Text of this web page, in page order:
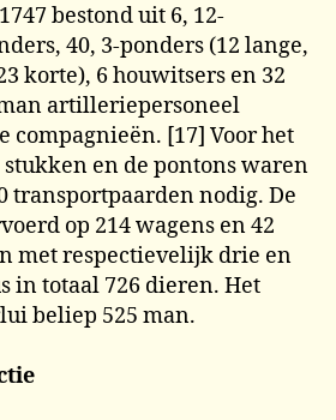
bestond uit 6, 12-
40, 3-ponders (12 lange,
korte), 6 houwitsers en 32
artilleriepersoneel
compagnieën. [17] Voor het
en de pontons waren
transportpaarden nodig. De
op 214 wagens en 42
met respectievelijk drie en
in totaal 726 dieren. Het
beliep 525 man.